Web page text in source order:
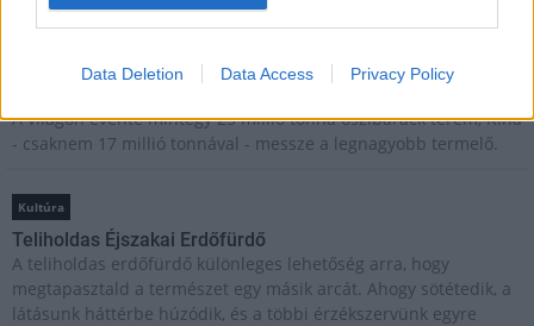
Data Deletion Data Access Privacy Policy
A világon évente mintegy 25 millió tonna őszibarack terem, Kína
- csaknem 17 millió tonnával - messze a legnagyobb termelő.
Kultúra
Teliholdas Éjszakai Erdőfürdő
A teliholdas erdőfürdő különleges lehetőség arra, hogy
megtapasztald a természet egy másik arcát. Ahogy sötétedik, a
látásunk háttérbe húzódik, és a többi érzékszervünk egyre